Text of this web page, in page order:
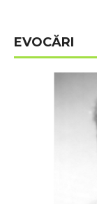
EVOCĂRI